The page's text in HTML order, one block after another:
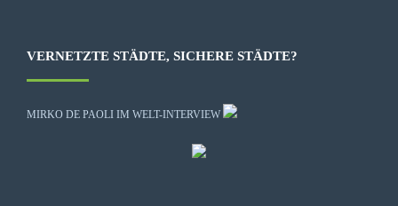
VERNETZTE STÄDTE, SICHERE STÄDTE?
MIRKO DE PAOLI IM WELT-INTERVIEW